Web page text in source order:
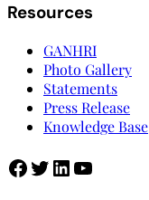
Resources
GANHRI
Photo Gallery
Statements
Press Release
Knowledge Base
Facebook
Twitter
LinkedIn
YouTube